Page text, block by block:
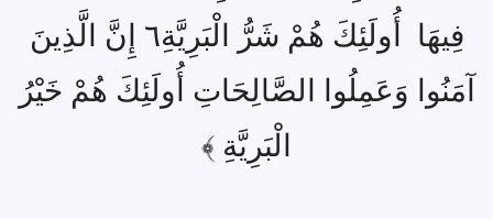
فِيهَا أُولَئِكَ هُمْ شَرُّ الْبَرِيَّةِ٦ إِنَّ الَّذِينَ
آمَنُوا وَعَمِلُوا الصَّالِحَاتِ أُولَئِكَ هُمْ خَيْرُ
الْبَرِيَّةِ ﴾